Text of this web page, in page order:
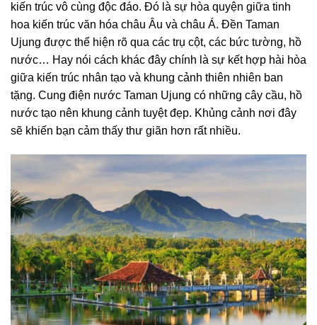
kiến trúc vô cùng độc đáo. Đó là sự hòa quyện giữa tinh
hoa kiến trúc văn hóa châu Âu và châu Á. Đền Taman
Ujung được thể hiện rõ qua các trụ cột, các bức tường, hồ
nước… Hay nói cách khác đây chính là sự kết hợp hài hòa
giữa kiến trúc nhân tạo và khung cảnh thiên nhiên ban
tặng. Cung điện nước Taman Ujung có những cây cầu, hồ
nước tạo nên khung cảnh tuyệt đẹp. Khủng cảnh nơi đây
sẽ khiến bạn cảm thấy thư giãn hơn rất nhiều.